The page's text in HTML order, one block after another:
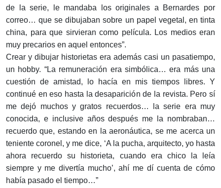
de la serie, le mandaba los originales a Bernardes por
correo… que se dibujaban sobre un papel vegetal, en tinta
china, para que sirvieran como película. Los medios eran
muy precarios en aquel entonces”.
Crear y dibujar historietas era además casi un pasatiempo,
un hobby. “La remuneración era simbólica… era más una
cuestión de amistad, lo hacía en mis tiempos libres. Y
continué en eso hasta la desaparición de la revista. Pero sí
me dejó muchos y gratos recuerdos… la serie era muy
conocida, e inclusive años después me la nombraban…
recuerdo que, estando en la aeronáutica, se me acerca un
teniente coronel, y me dice, ‘A la pucha, arquitecto, yo hasta
ahora recuerdo su historieta, cuando era chico la leía
siempre y me divertía mucho’, ahí me dí cuenta de cómo
había pasado el tiempo…”